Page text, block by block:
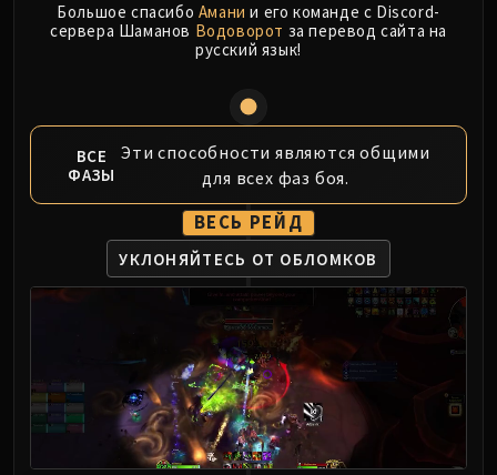
Wind Lord Mel'jarak
Amber-Shaper Un'sok
Protectors of the Endless
Lei Shi
Sha of Fear
LIBERATION OF UNDERMINE
Vexie and the Geargrinders
Cauldron of Carnage
Rik Reverb
Stix Bunkjunker
Sprocketmonger Lockenstock
One-Armed Bandit
Mug'Zee, Heads of Security
Chrome King Gallywix
Большое спасибо Амани и его команде с Discord-
сервера Шаманов Водоворот за перевод сайта на
русский язык!
ВСЕ
ФАЗЫ
Эти способности являются общими
для всех фаз боя.
ВЕСЬ РЕЙД
УКЛОНЯЙТЕСЬ ОТ ОБЛОМКОВ